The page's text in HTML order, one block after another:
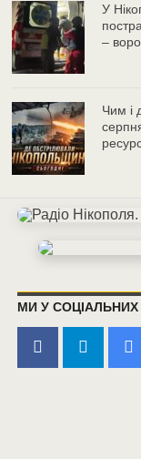
У
–
Чим і
МИ У